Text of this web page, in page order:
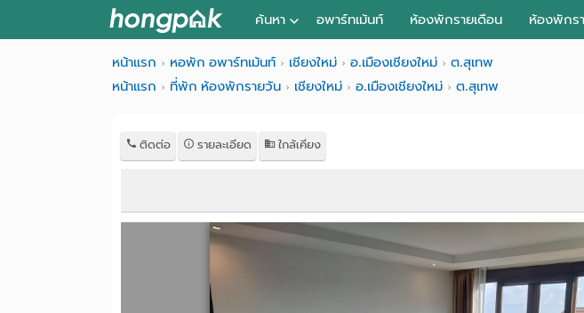
ค้นหา
หอพัก ใกล้ฉัน
ค้นจากสถานีรถไฟฟ้า
ค้นแบบละเอียด
อพาร์ทเม้นท์ ห้องพักรายเดือน ห้องพักร
หน้าแรก หอพัก อพาร์ทเม้นท์ เชียงใหม่ อ.เมืองเชียงใหม่
ต.สุเทพ
หน้าแรก
ที่พัก ห้องพักรายวัน เชียงใหม่ อ.เมืองเชียงใหม่ ต.สุเทพ
ติดต่อ รายละเอียด ใกล้เคียง